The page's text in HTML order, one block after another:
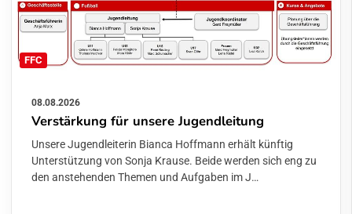
FFC
08.08.2026
Verstärkung für unsere Jugendleitung
Unsere Jugendleiterin Bianca Hoffmann erhält künftig
Unterstützung von Sonja Krause. Beide werden sich eng zu
den anstehenden Themen und Aufgaben im J…